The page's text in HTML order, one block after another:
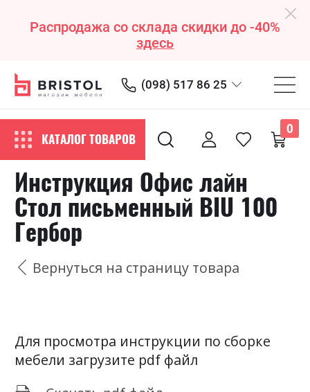
Распродажа со склада скидки до -40%
здесь
(098) 517 86 25
КАТАЛОГ ТОВАРОВ
0
Инструкция Офис лайн
Стол письменный BIU 100
Гербор
Вернуться на страницу товара
Для просмотра инструкции по сборке
мебели загрузите pdf файл